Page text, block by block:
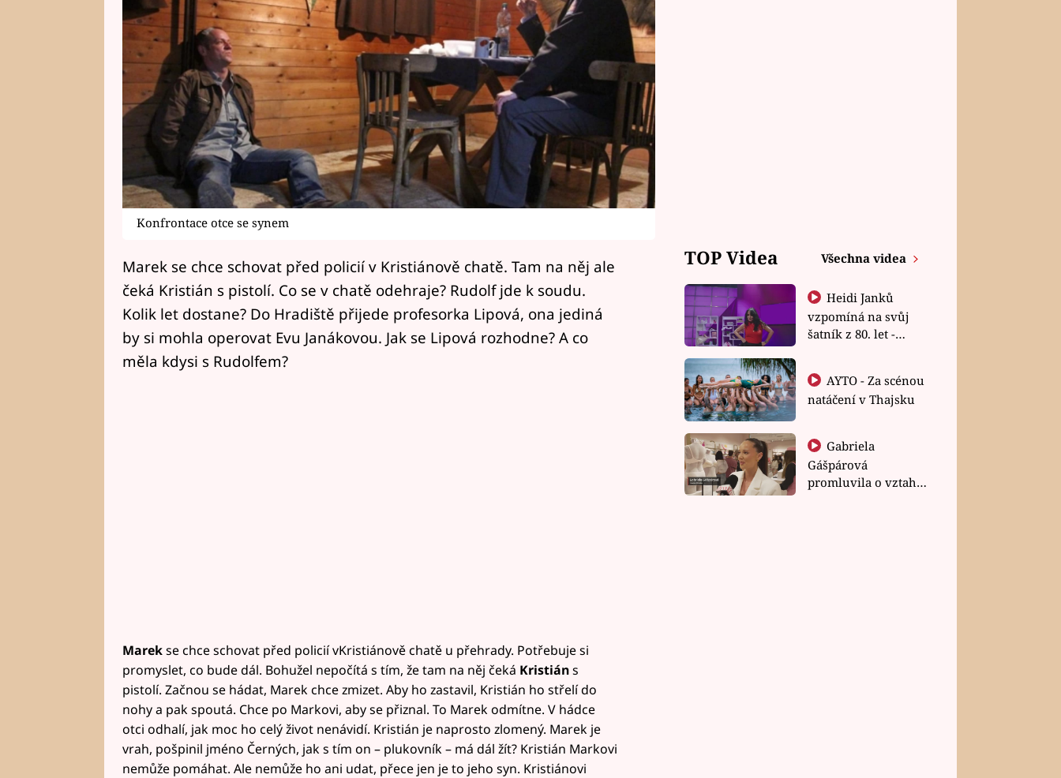
Konfrontace otce se synem
Marek se chce schovat před policií v Kristiánově chatě. Tam na něj ale
čeká Kristián s pistolí. Co se v chatě odehraje? Rudolf jde k soudu.
Kolik let dostane? Do Hradiště přijede profesorka Lipová, ona jediná
by si mohla operovat Evu Janákovou. Jak se Lipová rozhodne? A co
měla kdysi s Rudolfem?
Marekse chce schovat před policií vKristiánově chatě u přehrady. Potřebuje si
promyslet, co bude dál. Bohužel nepočítá s tím, že tam na něj čeká Kristiáns
pistolí. Začnou se hádat, Marek chce zmizet. Aby ho zastavil, Kristián ho střelí do
nohy a pak spoutá. Chce po Markovi, aby se přiznal. To Marek odmítne. V hádce
otci odhalí, jak moc ho celý život nenávidí. Kristián je naprosto zlomený. Marek je
vrah, pošpinil jméno Černých, jak s tím on – plukovník – má dál žít? Kristián Markovi
nemůže pomáhat. Ale nemůže ho ani udat, přece jen je to jeho syn. Kristiánovi
TOP Videa Všechna videa
Heidi Janků
vzpomíná na svůj
šatník z 80. let -
natáčení v Thajsku
Gabriela
Gášpárová
promluvila o vztahu